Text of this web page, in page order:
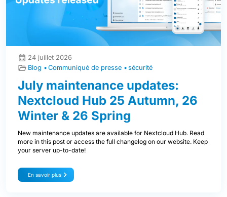
24 juillet 2026
Blog
Communiqué de presse sécurité
July maintenance updates:
Nextcloud Hub 25 Autumn, 26
Winter & 26 Spring
New maintenance updates are available for Nextcloud Hub. Read
more in this post or access the full changelog on our website. Keep
your server up-to-date!
En savoir plus